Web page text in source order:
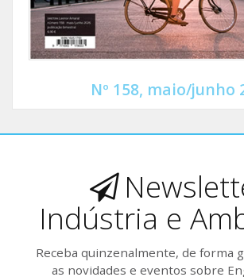
Nº 158, maio/junho
Indústria e
Receba quinzenalmente, de forma
as novidades e eventos sobre